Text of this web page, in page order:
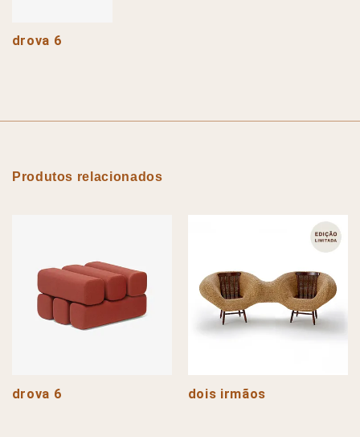
drova 6
Produtos relacionados
drova 6 dois irmãos